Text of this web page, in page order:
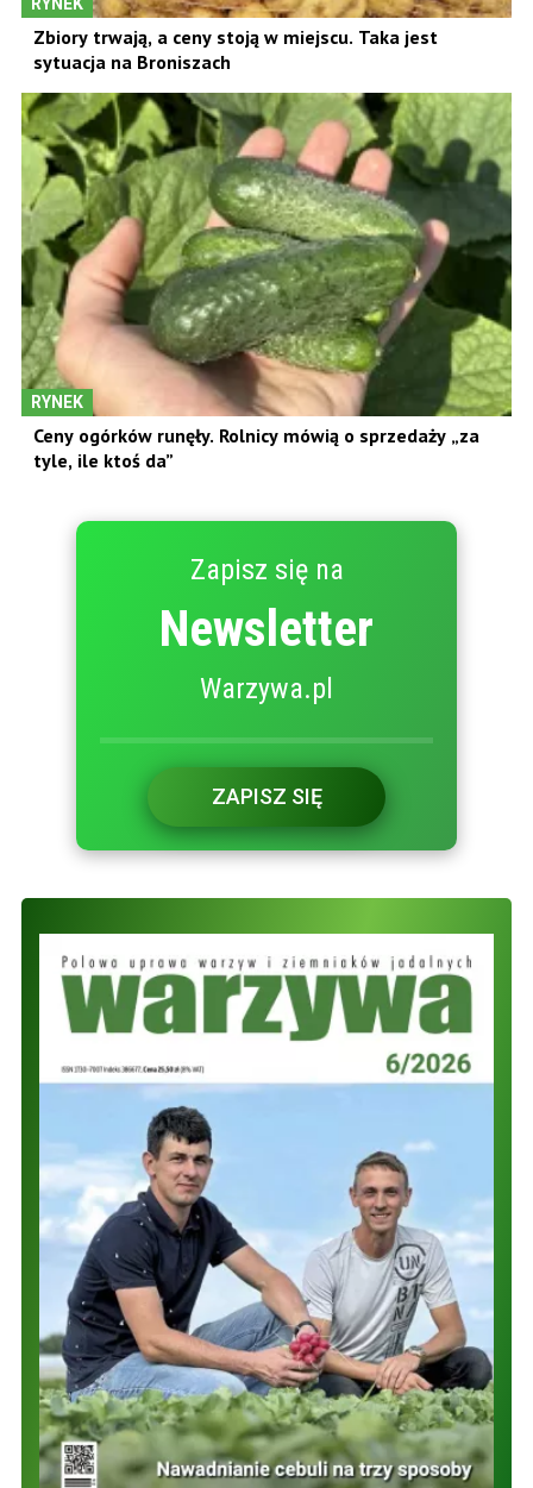
RYNEK
Zbiory trwają, a ceny stoją w miejscu. Taka jest
sytuacja na Broniszach
RYNEK
Ceny ogórków runęły. Rolnicy mówią o sprzedaży „za
tyle, ile ktoś da”
Zapisz się na
Newsletter
Warzywa.pl
ZAPISZ SIĘ